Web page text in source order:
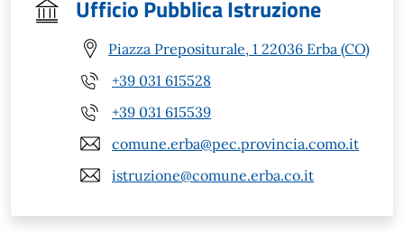
Ufficio Pubblica Istruzione
Piazza Prepositurale, 1 22036 Erba (CO)
+39 031 615528
+39 031 615539
comune.erba@pec.provincia.como.it
istruzione@comune.erba.co.it